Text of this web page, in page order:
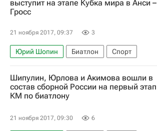
Александр Поварницын
Йоханнес Кюн
выступит на этапе Кубка мира в Анси –
Гросс
21 ноября 2017, 09:37 3
Юрий Шопин Биатлон
Спорт
Рико Гросс
Кубок мира по биатлону
Шипулин, Юрлова и Акимова вошли в
состав сборной России на первый этап
КМ по биатлону
21 ноября 2017, 09:30 6